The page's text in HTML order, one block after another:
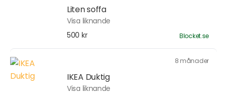
Liten soffa
Visa liknande
500 kr
Blocket.se
8 månader
IKEA Duktig
Visa liknande